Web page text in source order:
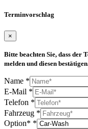
Terminvorschlag
×
Bitte beachten Sie, dass der
melden und diesen
Name *
E-Mail *
Telefon *
Fahrzeug *
Option* *